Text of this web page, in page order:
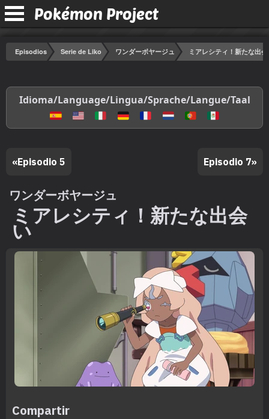
Pokémon Project
Episodios Serie de Liko ワンダーボヤージュ ミアレシティ！新たな出
Idioma/Language/Lingua/Sprache/Langue/Taal
«Episodio 5 Episodio 7»
ワンダーボヤージュ
ミアレシティ！新たな出会
い
Compartir